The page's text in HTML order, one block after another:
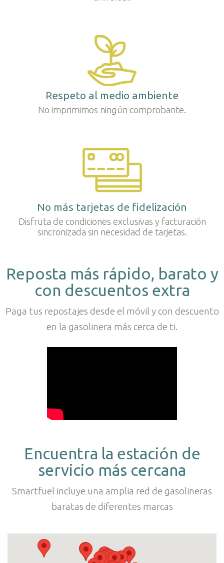
Respeto al medio ambiente
No imprimimos ningún comprobante.
No más tarjetas de fidelización
Disfruta de condiciones exclusivas y facturación
sincronizada sin necesidad de tarjetas.
Reposta más rápido, barato y
con descuentos extra
Paga tus repostajes desde el móvil y con descuento
en la gasolinera más cerca de ti.
Encuentra la estación de
servicio más cercana
Smartfuel incluye una amplia red de gasolineras
baratas de diferentes marcas